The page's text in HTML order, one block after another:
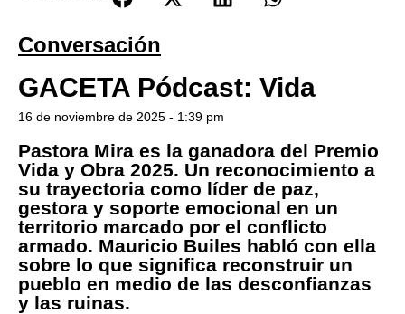
Conversación
GACETA Pódcast: Vida
16 de noviembre de 2025 - 1:39 pm
Pastora Mira es la ganadora del Premio
Vida y Obra 2025. Un reconocimiento a
su trayectoria como líder de paz,
gestora y soporte emocional en un
territorio marcado por el conflicto
armado. Mauricio Builes habló con ella
sobre lo que significa reconstruir un
pueblo en medio de las desconfianzas
y las ruinas.